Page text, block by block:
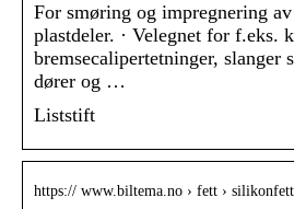
For smøring og impregnering
plastdeler. · Velegnet for f.eks.
bremsecalipertetninger, slanger
dører og …
Liststift
https:// www.biltema.no › fett ›